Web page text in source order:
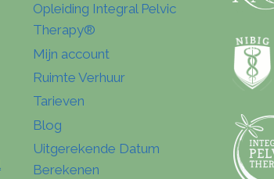
Opleiding Integral Pelvic
Therapy®
Mijn account
Ruimte Verhuur
Tarieven
Blog
Uitgerekende Datum
Berekenen